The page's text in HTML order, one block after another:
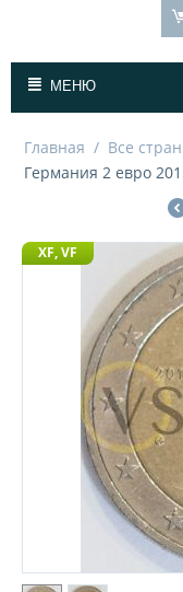
МЕНЮ
Главная / Все
Германия 2 евро
XF, VF